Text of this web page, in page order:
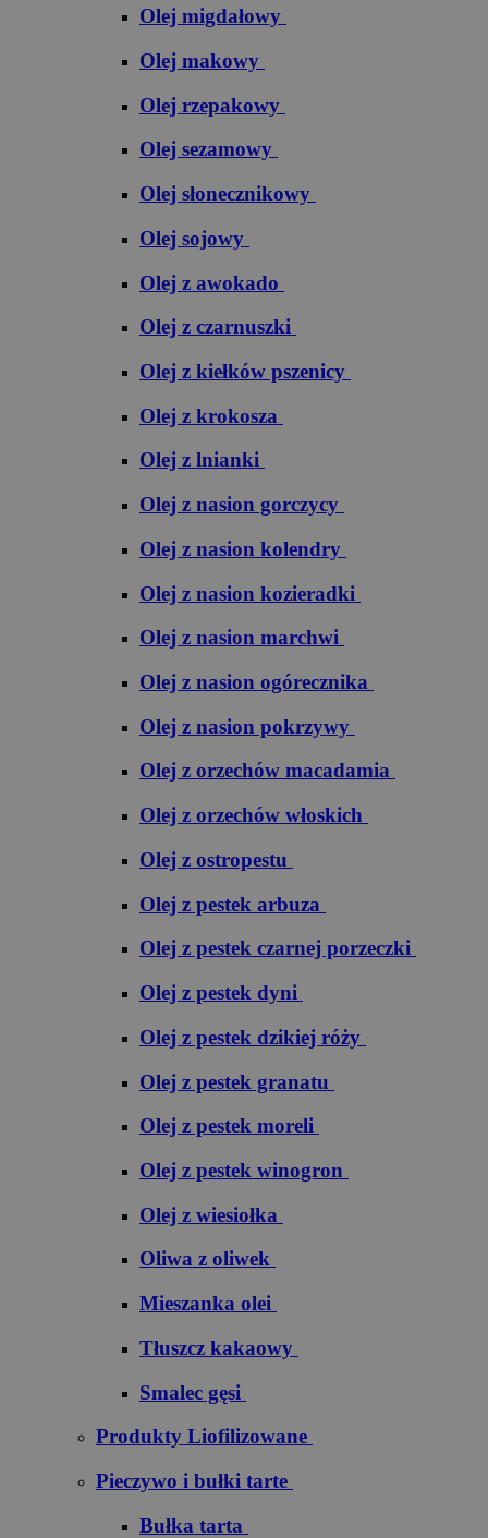
Olej migdałowy
Olej makowy
Olej rzepakowy
Olej sezamowy
Olej słonecznikowy
Olej sojowy
Olej z awokado
Olej z czarnuszki
Olej z kiełków pszenicy
Olej z krokosza
Olej z lnianki
Olej z nasion gorczycy
Olej z nasion kolendry
Olej z nasion kozieradki
Olej z nasion marchwi
Olej z nasion ogórecznika
Olej z nasion pokrzywy
Olej z orzechów macadamia
Olej z orzechów włoskich
Olej z ostropestu
Olej z pestek arbuza
Olej z pestek czarnej porzeczki
Olej z pestek dyni
Olej z pestek dzikiej róży
Olej z pestek granatu
Olej z pestek moreli
Olej z pestek winogron
Olej z wiesiołka
Oliwa z oliwek
Mieszanka olei
Tłuszcz kakaowy
Smalec gęsi
Produkty Liofilizowane
Pieczywo i bułki tarte
Bułka tarta